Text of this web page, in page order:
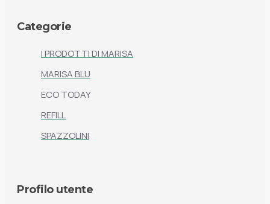
Categorie
I PRODOTTI DI MARISA
MARISA BLU
ECO TODAY
REFILL
SPAZZOLINI
Profilo utente